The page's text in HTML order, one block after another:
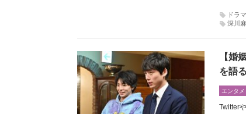
ドラ
深川
【婚
を語
エンタメ
Twitter